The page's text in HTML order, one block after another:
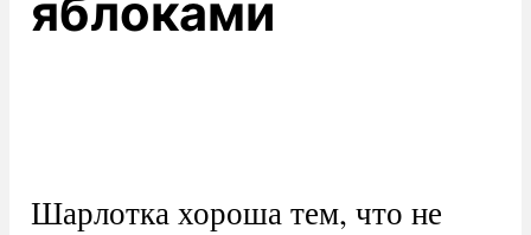
яблоками
Шарлотка хороша тем, что не